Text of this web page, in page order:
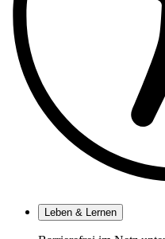
Leben & Lernen